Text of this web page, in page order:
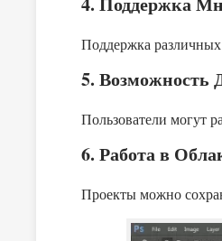
Поддержка различных
5. Возможность
Пользователи могут
6. Работа в
Проекты можно